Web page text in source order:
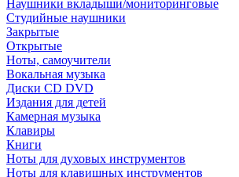
Наушники вкладыши/мониторинговые
Студийные наушники
Закрытые
Открытые
Ноты, самоучители
Вокальная музыка
Диски CD DVD
Издания для детей
Камерная музыка
Клавиры
Книги
Ноты для духовых инструментов
Ноты для клавишных инструментов